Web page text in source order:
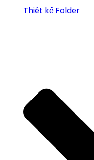
Thiêt kế Folder